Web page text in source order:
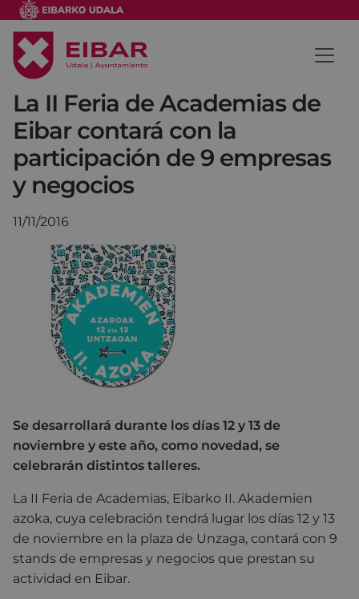
La II Feria de Academias de
Eibar contará con la
participación de 9 empresas
y negocios
11/11/2016
Se desarrollará durante los días 12 y 13 de
noviembre y este año, como novedad, se
celebrarán distintos talleres.
La II Feria de Academias, Eibarko II. Akademien
azoka, cuya celebración tendrá lugar los días 12 y 13
de noviembre en la plaza de Unzaga, contará con 9
stands de empresas y negocios que prestan su
actividad en Eibar.